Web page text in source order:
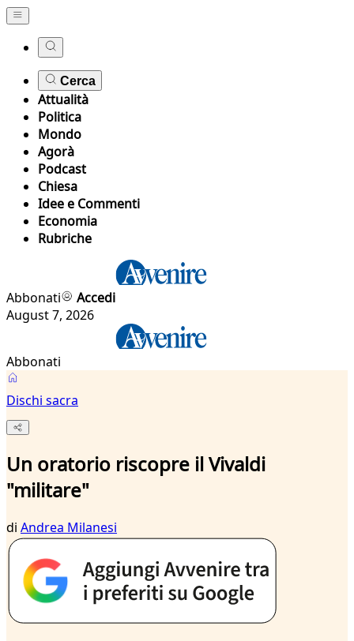
Cerca
Attualità
Politica
Mondo
Agorà
Podcast
Chiesa
Idee e Commenti
Economia
Rubriche
Abbonati
Accedi
August 7, 2026
Abbonati
Dischi sacra
Un oratorio riscopre il Vivaldi
"militare"
di Andrea Milanesi